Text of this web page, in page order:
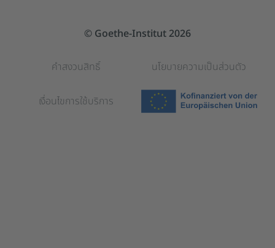
© Goethe-Institut 2026
คำสงวนสิทธิ์ นโยบายความเป็นส่วนตัว
เงื่อนไขการใช้บริการ